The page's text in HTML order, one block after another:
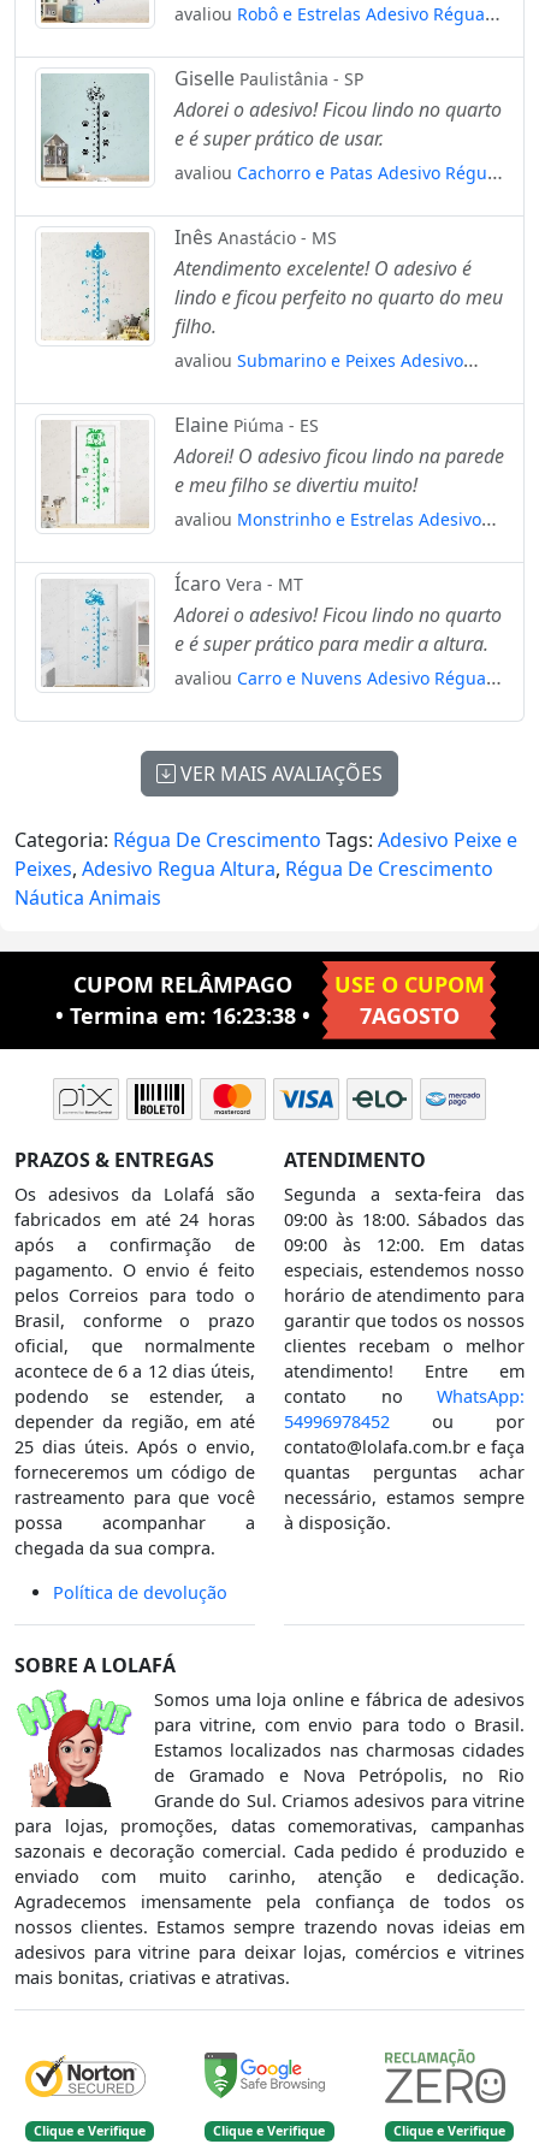
avaliou Robô e Estrelas Adesivo Régua
Altura para Quarto, Porta e Parede
Mod:183
Giselle Paulistânia - SP
Adorei o adesivo! Ficou lindo no quarto
e é super prático de usar.
avaliou Cachorro e Patas Adesivo Régua
Altura para Quarto, Porta e Parede
Mod:12
Inês Anastácio - MS
Atendimento excelente! O adesivo é
lindo e ficou perfeito no quarto do meu
filho.
avaliou Submarino e Peixes Adesivo
de Altura para Quarto, Porta e Parede
Mod:251
Elaine Piúma - ES
Adorei! O adesivo ficou lindo na parede
e meu filho se divertiu muito!
avaliou Monstrinho e Estrelas Adesivo
de Altura para Quarto, Porta e Parede
Mod:81
Ícaro Vera - MT
Adorei o adesivo! Ficou lindo no quarto
e é super prático para medir a altura.
avaliou Carro e Nuvens Adesivo Régua
Mod:315
VER MAIS AVALIAÇÕES
Categoria: Régua De Crescimento Tags: Adesivo Peixe e
Peixes, Adesivo Regua Altura, Régua De Crescimento
Náutica Animais
CUPOM RELÂMPAGO
• Termina em: 16:23:37•
USE O CUPOM
7AGOSTO
PRAZOS & ENTREGAS
Os adesivos da Lolafá são
fabricados em até 24 horas
após a confirmação de
pagamento. O envio é feito
pelos Correios para todo o
Brasil, conforme o prazo
oficial, que normalmente
acontece de 6 a 12 dias úteis,
podendo se estender, a
depender da região, em até
25 dias úteis. Após o envio,
forneceremos um código de
rastreamento para que você
possa acompanhar a
chegada da sua compra.
Política de devolução
ATENDIMENTO
Segunda a sexta-feira das
09:00 às 18:00. Sábados das
09:00 às 12:00. Em datas
especiais, estendemos nosso
horário de atendimento para
garantir que todos os nossos
clientes recebam o melhor
atendimento! Entre em
contato no WhatsApp:
54996978452 ou por
contato@lolafa.com.br e faça
quantas perguntas achar
necessário, estamos sempre
à disposição.
SOBRE A LOLAFÁ
Somos uma loja online e fábrica de adesivos
para vitrine, com envio para todo o Brasil.
Estamos localizados nas charmosas cidades
de Gramado e Nova Petrópolis, no Rio
Grande do Sul. Criamos adesivos para vitrine
para lojas, promoções, datas comemorativas, campanhas
sazonais e decoração comercial. Cada pedido é produzido e
enviado com muito carinho, atenção e dedicação.
Agradecemos imensamente pela confiança de todos os
nossos clientes. Estamos sempre trazendo novas ideias em
adesivos para vitrine para deixar lojas, comércios e vitrines
mais bonitas, criativas e atrativas.
Clique e Verifique Clique e Verifique Clique e Verifique